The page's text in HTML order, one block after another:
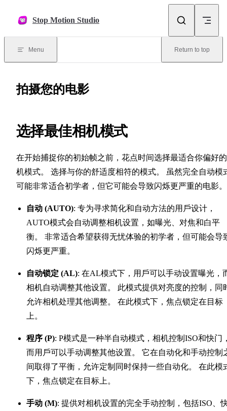
Stop Motion Studio
Menu Return to top
拍摄您的电影
选择最佳相机模式
在开始捕捉你的初始帧之前，花点时间选择最适合你偏好
机模式。 选择与你的舒适度相符的模式。 虽然完全自动模
可能非常适合初学者，但它可能会导致闪烁更严重的电影。
自动 (AUTO): 专为寻求简化和自动方法的用戶设计，
AUTO模式会自动调整相机设置，如曝光、对焦和白平
衡。 非常适合希望获得无忧体验的初学者，但可能会导
闪烁更严重。
自动锁定 (AL): 在AL模式下，用戶可以手动设置曝光，
相机自动调整其他设置。 此模式提供对亮度的控制，同
允许相机处理其他调整。 在此模式下，焦点锁定在目标
上。
程序 (P): P模式是一种半自动模式，相机控制ISO和快门
而用戶可以手动调整其他设置。 它在自动化和手动控制
间取得了平衡，允许定制同时保持一些自动化。 在此模
下，焦点锁定在目标上。
手动 (M): 提供对相机设置的完全手动控制，包括ISO、